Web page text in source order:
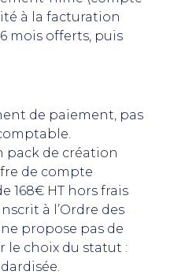
à la facturation
mois offerts, puis
de paiement, pas
pack de création
de compte
168€ HT hors frais
à l’Ordre des
propose pas de
le choix du statut :